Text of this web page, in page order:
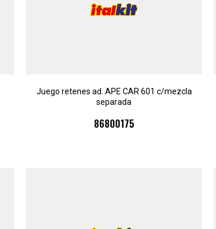
Juego retenes ad. APE CAR 601 c/mezcla
separada
86800175